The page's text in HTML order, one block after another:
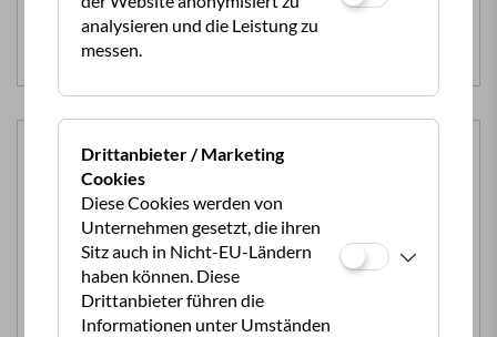
individuell und unabhängig zu gestalten.
Sparen beim Camper
Fahrsicherheitstraining
analysieren und die Leistung zu
messen.
Drittanbieter / Marketing
Cookies
Diese Cookies werden von
Unternehmen gesetzt, die ihren
Sitz auch in Nicht-EU-Ländern
haben können. Diese
Drittanbieter führen die
Informationen unter Umständen